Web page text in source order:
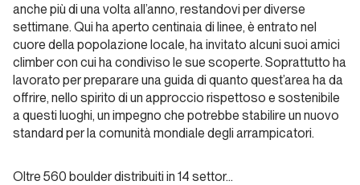
Una vita
nella
Materia, tra
Arrampicata
Unconventional
climbers
anche più di una volta all’anno, restandovi per diverse
settimane. Qui ha aperto centinaia di linee, è entrato nel
cuore della popolazione locale, ha invitato alcuni suoi amici
climber con cui ha condiviso le sue scoperte. Soprattutto ha
lavorato per preparare una guida di quanto quest’area ha da
offrire, nello spirito di un approccio rispettoso e sostenibile
a questi luoghi, un impegno che potrebbe stabilire un nuovo
standard per la comunità mondiale degli arrampicatori.
Oltre 560 boulder distribuiti in 14 settor…